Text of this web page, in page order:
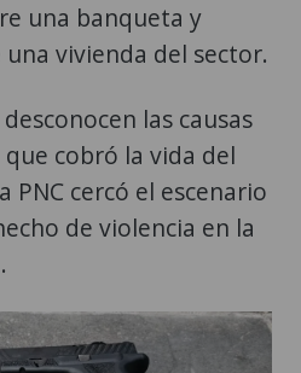
una banqueta y
vivienda del sector.
las causas
cobró la vida del
PNC cercó el escenario
de violencia en la